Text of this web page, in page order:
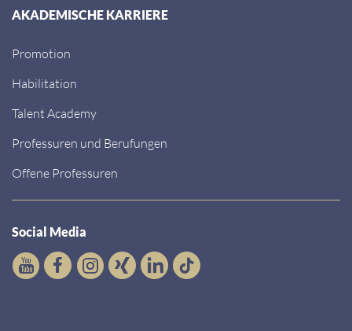
AKADEMISCHE KARRIERE
Promotion
Habilitation
Talent Academy
Professuren und Berufungen
Offene Professuren
Social Media